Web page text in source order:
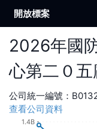
開放標案
2026年國
心第二０五
公司統一編號：
查看公司資料
1.4B